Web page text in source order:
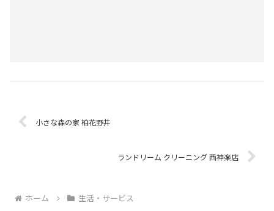
小さな森の家 柏花野井
ランドリーム クリーニング 西神楽店
ホーム 生活・サービス